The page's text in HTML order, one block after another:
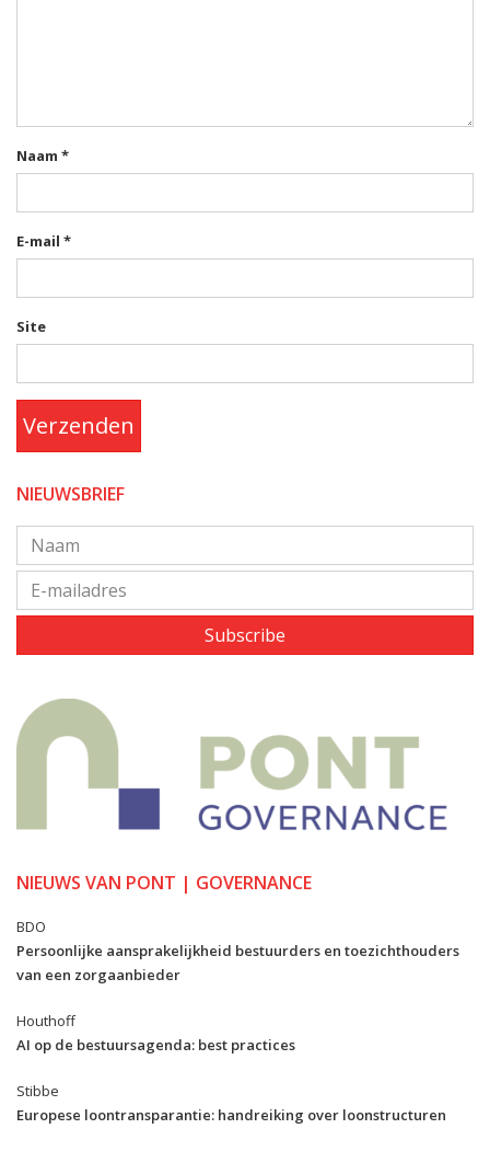
Naam *
E-mail *
Site
Verzenden
NIEUWSBRIEF
Subscribe
NIEUWS VAN PONT | GOVERNANCE
BDO
Persoonlijke aansprakelijkheid bestuurders en toezichthouders
van een zorgaanbieder
Houthoff
AI op de bestuursagenda: best practices
Stibbe
Europese loontransparantie: handreiking over loonstructuren